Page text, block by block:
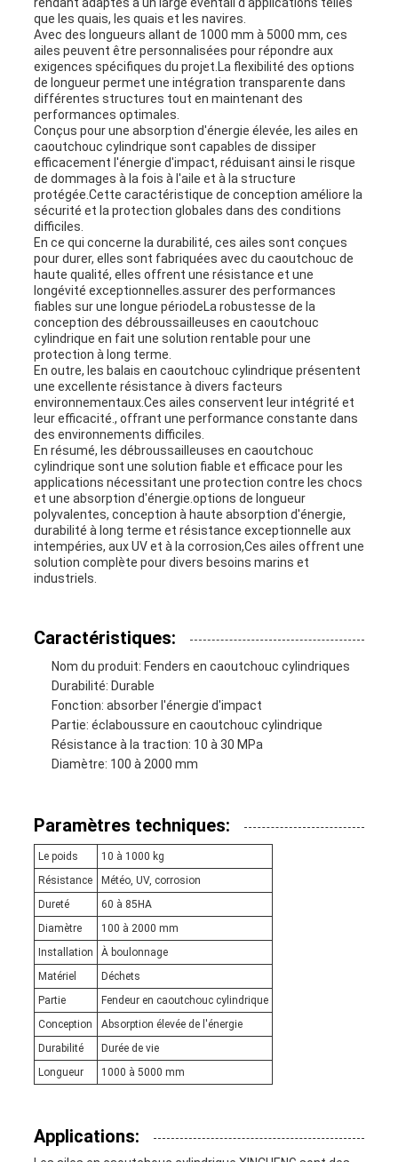
rendant adaptés à un large éventail d'applications telles
que les quais, les quais et les navires.
Avec des longueurs allant de 1000 mm à 5000 mm, ces
ailes peuvent être personnalisées pour répondre aux
exigences spécifiques du projet.La flexibilité des options
de longueur permet une intégration transparente dans
différentes structures tout en maintenant des
performances optimales.
Conçus pour une absorption d'énergie élevée, les ailes en
caoutchouc cylindrique sont capables de dissiper
efficacement l'énergie d'impact, réduisant ainsi le risque
de dommages à la fois à l'aile et à la structure
protégée.Cette caractéristique de conception améliore la
sécurité et la protection globales dans des conditions
difficiles.
En ce qui concerne la durabilité, ces ailes sont conçues
pour durer, elles sont fabriquées avec du caoutchouc de
haute qualité, elles offrent une résistance et une
longévité exceptionnelles.assurer des performances
fiables sur une longue périodeLa robustesse de la
conception des débroussailleuses en caoutchouc
cylindrique en fait une solution rentable pour une
protection à long terme.
En outre, les balais en caoutchouc cylindrique présentent
une excellente résistance à divers facteurs
environnementaux.Ces ailes conservent leur intégrité et
leur efficacité., offrant une performance constante dans
des environnements difficiles.
En résumé, les débroussailleuses en caoutchouc
cylindrique sont une solution fiable et efficace pour les
applications nécessitant une protection contre les chocs
et une absorption d'énergie.options de longueur
polyvalentes, conception à haute absorption d'énergie,
durabilité à long terme et résistance exceptionnelle aux
intempéries, aux UV et à la corrosion,Ces ailes offrent une
solution complète pour divers besoins marins et
industriels.
Caractéristiques:
Nom du produit: Fenders en caoutchouc cylindriques
Durabilité: Durable
Fonction: absorber l'énergie d'impact
Partie: éclaboussure en caoutchouc cylindrique
Résistance à la traction: 10 à 30 MPa
Diamètre: 100 à 2000 mm
Paramètres techniques:
Le poids
10 à 1000 kg
Résistance
Météo, UV, corrosion
Dureté
60 à 85HA
Diamètre
100 à 2000 mm
Installation
À boulonnage
Matériel
Déchets
Partie
Fendeur en caoutchouc cylindrique
Conception
Absorption élevée de l'énergie
Durabilité
Durée de vie
Longueur
1000 à 5000 mm
Applications: